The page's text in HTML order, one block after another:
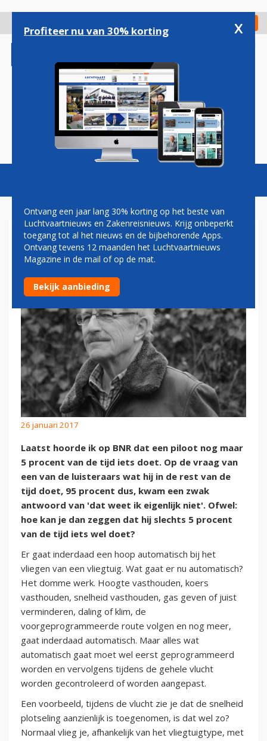
gaan
Check in
Magazine Podcasts Vacatures
PAUL GROVE: PILOOT DOET
NIETS MEER
26 januari 2017
Laatst hoorde ik op BNR dat een piloot nog maar
5 procent van de tijd iets doet. Op de vraag van
een van de luisteraars wat hij in de rest van de
tijd doet, 95 procent dus, kwam een zwak
antwoord van 'dat weet ik eigenlijk niet'. Ofwel:
hoe kan je dan zeggen dat hij slechts 5 procent
van de tijd iets wel doet?
Er gaat inderdaad een hoop automatisch bij het
vliegen van een vliegtuig. Wat gaat er nu automatisch?
Het domme werk. Hoogte vasthouden, koers
vasthouden, snelheid vasthouden, gas geven of juist
verminderen, daling of klim, de
voorgeprogrammeerde route volgen en nog meer,
gaat inderdaad automatisch. Maar alles wat
automatisch gaat moet wel eerst geprogrammeerd
worden en vervolgens tijdens de gehele vlucht
worden gecontroleerd of worden aangepast.
Een voorbeeld, tijdens de vlucht zie je dat de snelheid
plotseling aanzienlijk is toegenomen, is dat wel zo?
Normaal vlieg je, afhankelijk van het vliegtuigtype, met
Profiteer nu van 30% korting x
Ontvang een jaar lang 30% korting op het beste van
Luchtvaartnieuws en Zakenreisnieuws. Krijg onbeperkt
toegang tot al het nieuws en de bijbehorende Apps.
Ontvang tevens 12 maanden het Luchtvaartnieuws
Magazine in de mail of op de mat.
Bekijk aanbieding